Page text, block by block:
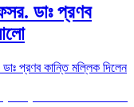
ডাঃ প্রণব
প্রণব কান্তি মল্লিক দিলেন